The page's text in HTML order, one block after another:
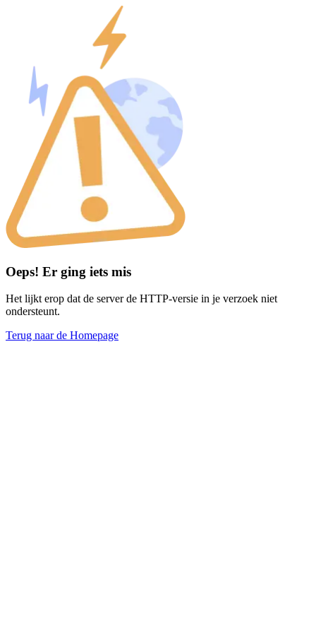
Oeps! Er ging iets mis
Het lijkt erop dat de server de HTTP-versie in je verzoek niet
ondersteunt.
Terug naar de Homepage